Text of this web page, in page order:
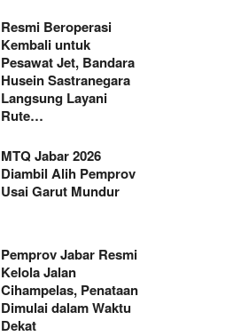
Resmi Beroperasi
Kembali untuk
Pesawat Jet, Bandara
Husein Sastranegara
Langsung Layani
Rute…
MTQ Jabar 2026
Diambil Alih Pemprov
Usai Garut Mundur
Pemprov Jabar Resmi
Kelola Jalan
Cihampelas, Penataan
Dimulai dalam Waktu
Dekat